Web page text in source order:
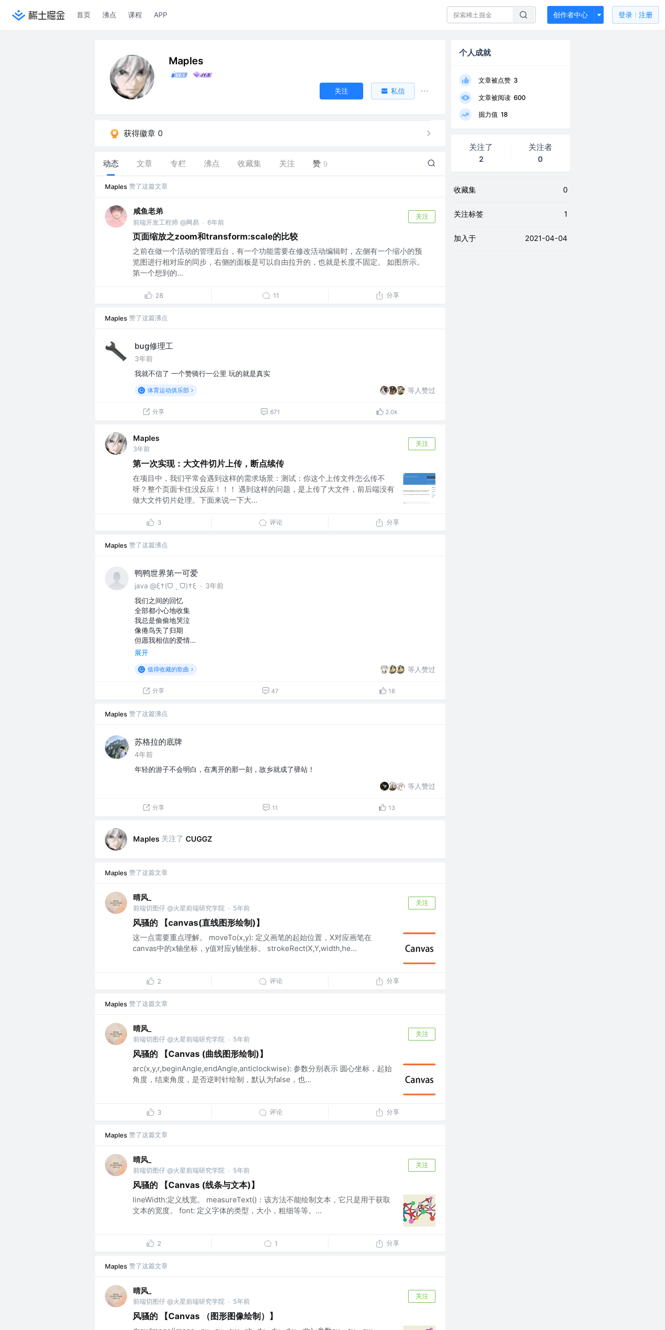
首页 沸点 课程 APP 创作者中心 登录 注册
Maples
关注 私信
获得徽章 0
动态 文章 专栏 沸点 收藏集 关注 赞 9
Maples 赞了这篇文章
咸鱼老弟
前端开发工程师 @网易 · 6年前
关注
页面缩放之zoom和transform:scale的比较
之前在做一个活动的管理后台，有一个功能需要在修改活动编辑时，左侧有一个缩小的预
览图进行相对应的同步，右侧的面板是可以自由拉升的，也就是长度不固定。 如图所示。
第一个想到的...
28 11 分享
Maples 赞了这篇沸点
bug修理工
3年前
我就不信了 一个赞骑行一公里 玩的就是真实
体育运动俱乐部 等人赞过
分享 671 2.0k
Maples
3年前
关注
第一次实现：大文件切片上传，断点续传
在项目中，我们平常会遇到这样的需求场景：测试：你这个上传文件怎么传不
呀？整个页面卡住没反应！！！ 遇到这样的问题，是上传了大文件，前后端没有
做大文件切片处理。下面来说一下大...
3 评论 分享
Maples 赞了这篇沸点
鸭鸭世界第一可爱
java @ξ†(ᗜ ˰ ᗜ)†ξ · 3年前
我们之间的回忆
全部都小心地收集
我总是偷偷地哭泣
像倦鸟失了归期
但愿我相信的爱情…
展开
值得收藏的歌曲 等人赞过
分享 47 18
Maples 赞了这篇沸点
苏格拉的底牌
4年前
年轻的游子不会明白，在离开的那一刻，故乡就成了驿站！
等人赞过
分享 11 13
Maples 关注了 CUGGZ
Maples 赞了这篇文章
晴风_
前端切图仔 @火星前端研究学院 · 5年前
关注
风骚的 【canvas(直线图形绘制)】
这一点需要重点理解。 moveTo(x,y): 定义画笔的起始位置，X对应画笔在
canvas中的x轴坐标，y值对应y轴坐标。 strokeRect(X,Y,width,he...
2 评论 分享
Maples 赞了这篇文章
晴风_
前端切图仔 @火星前端研究学院 · 5年前
关注
风骚的 【Canvas (曲线图形绘制)】
arc(x,y,r,beginAngle,endAngle,anticlockwise): 参数分别表示 圆心坐标，起始
角度，结束角度，是否逆时针绘制，默认为false，也...
3 评论 分享
Maples 赞了这篇文章
晴风_
前端切图仔 @火星前端研究学院 · 5年前
关注
风骚的 【Canvas (线条与文本)】
lineWidth:定义线宽。 measureText()：该方法不能绘制文本，它只是用于获取
文本的宽度。 font: 定义字体的类型，大小，粗细等等。...
2 1 分享
Maples 赞了这篇文章
晴风_
前端切图仔 @火星前端研究学院 · 5年前
关注
风骚的 【Canvas （图形图像绘制）】
个人成就
文章被点赞 3
文章被阅读 600
掘力值 18
关注了
2
关注者
0
收藏集 0
关注标签 1
加入于 2021-04-04